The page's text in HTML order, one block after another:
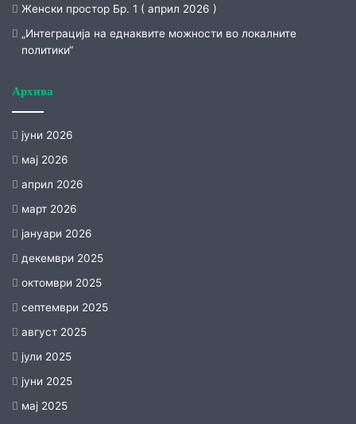
Женски простор Бр. 1 ( април 2026 )
„Интеграција на еднаквите можности во локалните
политики“
Архива
јуни 2026
мај 2026
април 2026
март 2026
јануари 2026
декември 2025
октомври 2025
септември 2025
август 2025
јули 2025
јуни 2025
мај 2025